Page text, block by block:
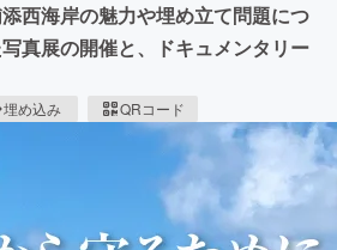
西海岸の魅力や埋め立て問題につ
真展の開催と、ドキュメンタリー
埋め込み QRコード